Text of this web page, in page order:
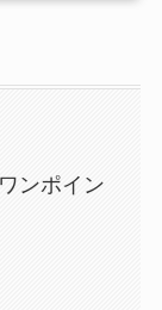
ンポイン